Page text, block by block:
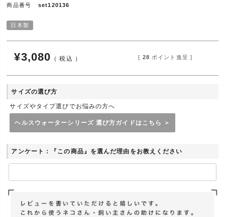
商品番号 set120136
日本製
¥3,080 税込 [ 28 ポイント進呈 ]
サイズの選び方
サイズやタイプ選びでお悩みの方へ
ヘルスウォーターシリーズ 選び方ガイドはこちら ＞
アンケート：『この商品』を選んだ理由をお教えください